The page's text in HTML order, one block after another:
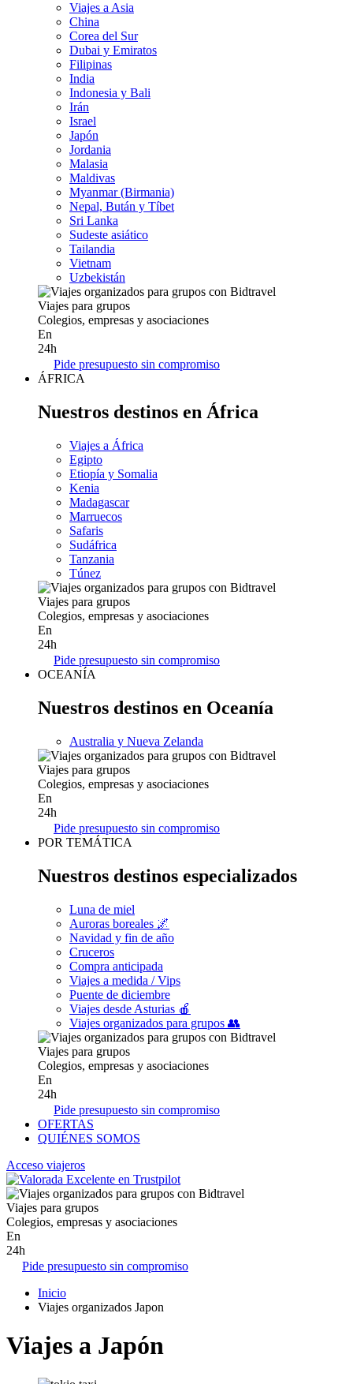
Viajes a Asia
China
Corea del Sur
Dubai y Emiratos
Filipinas
India
Indonesia y Bali
Irán
Israel
Japón
Jordania
Malasia
Maldivas
Myanmar (Birmania)
Nepal, Bután y Tíbet
Sri Lanka
Sudeste asiático
Tailandia
Vietnam
Uzbekistán
Viajes para grupos
Colegios, empresas y asociaciones
En
24h
Pide presupuesto sin compromiso
ÁFRICA
Nuestros destinos en África
Viajes a África
Egipto
Etiopía y Somalia
Kenia
Madagascar
Marruecos
Safaris
Sudáfrica
Tanzania
Túnez
Viajes para grupos
Colegios, empresas y asociaciones
En
24h
Pide presupuesto sin compromiso
OCEANÍA
Nuestros destinos en Oceanía
Australia y Nueva Zelanda
Viajes para grupos
Colegios, empresas y asociaciones
En
24h
Pide presupuesto sin compromiso
POR TEMÁTICA
Nuestros destinos especializados
Luna de miel
Auroras boreales 🌌
Navidad y fin de año
Cruceros
Compra anticipada
Viajes a medida / Vips
Puente de diciembre
Viajes desde Asturias 🍎
Viajes organizados para grupos 👥
Viajes para grupos
Colegios, empresas y asociaciones
En
24h
Pide presupuesto sin compromiso
OFERTAS
QUIÉNES SOMOS
Acceso viajeros
Viajes para grupos
Colegios, empresas y asociaciones
En
24h
Pide presupuesto sin compromiso
Inicio
Viajes organizados Japon
Viajes a Japón